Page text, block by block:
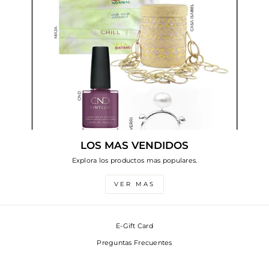
LOS MAS VENDIDOS
Explora los productos mas populares.
VER MAS
E-Gift Card
Preguntas Frecuentes